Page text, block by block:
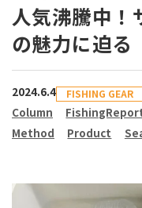
人気沸騰中！
の魅力に迫る
2024.6.4 FISHING GEAR
Column
Method
Product